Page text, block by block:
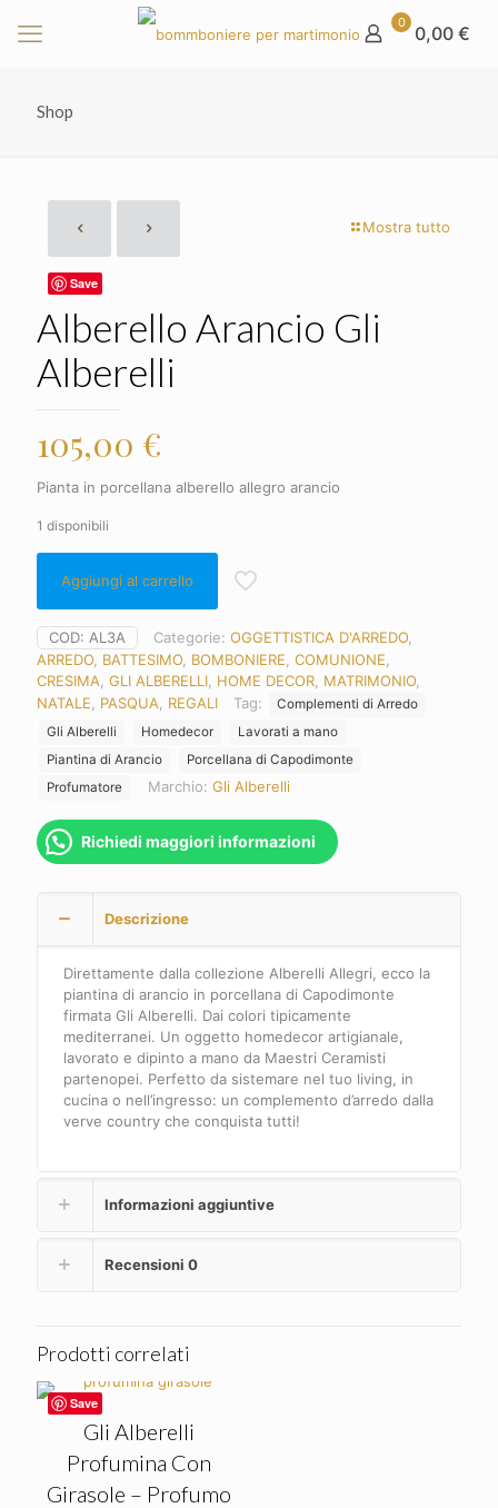
0 0,00 €
Shop
Mostra tutto
Save
Alberello Arancio Gli
Alberelli
105,00 €
Pianta in porcellana alberello allegro arancio
1 disponibili
Aggiungi al carrello
COD: AL3A Categorie: OGGETTISTICA D'ARREDO
ARREDO BATTESIMO BOMBONIERE COMUNIONE
CRESIMA GLI ALBERELLI HOME DECOR MATRIMONIO
NATALE
PASQUA REGALI Tag:
Complementi di Arredo
Gli Alberelli
Homedecor
Lavorati a mano
Piantina di Arancio
Porcellana di Capodimonte
Profumatore
Marchio: Gli Alberelli
Richiedi maggiori informazioni
Descrizione
Direttamente dalla collezione Alberelli Allegri, ecco la
piantina di arancio in porcellana di Capodimonte
firmata Gli Alberelli. Dai colori tipicamente
mediterranei. Un oggetto homedecor artigianale,
lavorato e dipinto a mano da Maestri Ceramisti
partenopei. Perfetto da sistemare nel tuo living, in
cucina o nell’ingresso: un complemento d’arredo dalla
verve country che conquista tutti!
Informazioni aggiuntive
Recensioni 0
Prodotti correlati
Save
Gli Alberelli
Profumina Con
Girasole – Profumo